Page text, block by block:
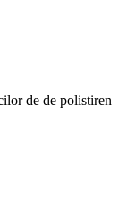
de de polistiren